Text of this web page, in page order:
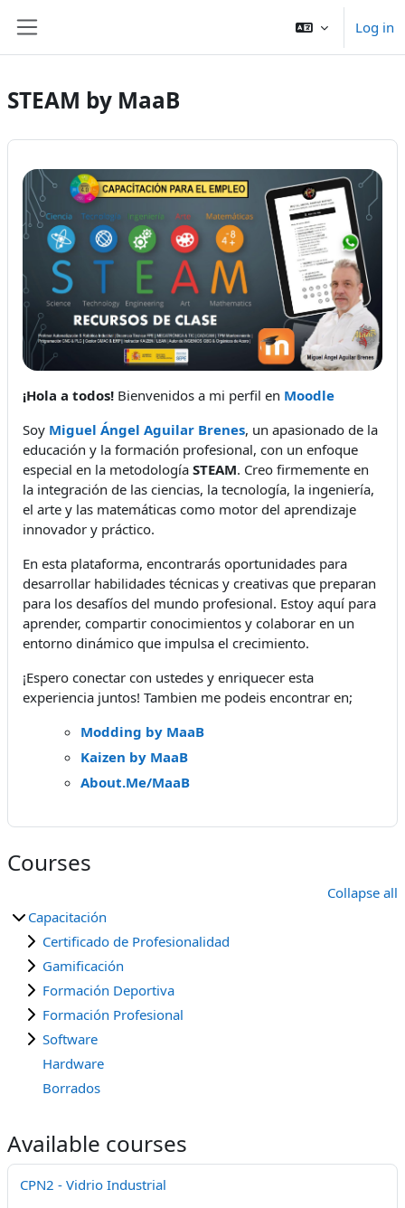
Log in
STEAM by MaaB
¡Hola a todos! Bienvenidos a mi perfil en Moodle
Soy Miguel Ángel Aguilar Brenes, un apasionado de la
educación y la formación profesional, con un enfoque
especial en la metodología STEAM. Creo firmemente en
la integración de las ciencias, la tecnología, la ingeniería,
el arte y las matemáticas como motor del aprendizaje
innovador y práctico.
En esta plataforma, encontrarás oportunidades para
desarrollar habilidades técnicas y creativas que preparan
para los desafíos del mundo profesional. Estoy aquí para
aprender, compartir conocimientos y colaborar en un
entorno dinámico que impulsa el crecimiento.
¡Espero conectar con ustedes y enriquecer esta
experiencia juntos! Tambien me podeis encontrar en;
Modding by MaaB
Kaizen by MaaB
About.Me/MaaB
Courses
Collapse all
Capacitación
Certificado de Profesionalidad
Gamificación
Formación Deportiva
Formación Profesional
Software
Hardware
Borrados
Available courses
CPN2 - Vidrio Industrial